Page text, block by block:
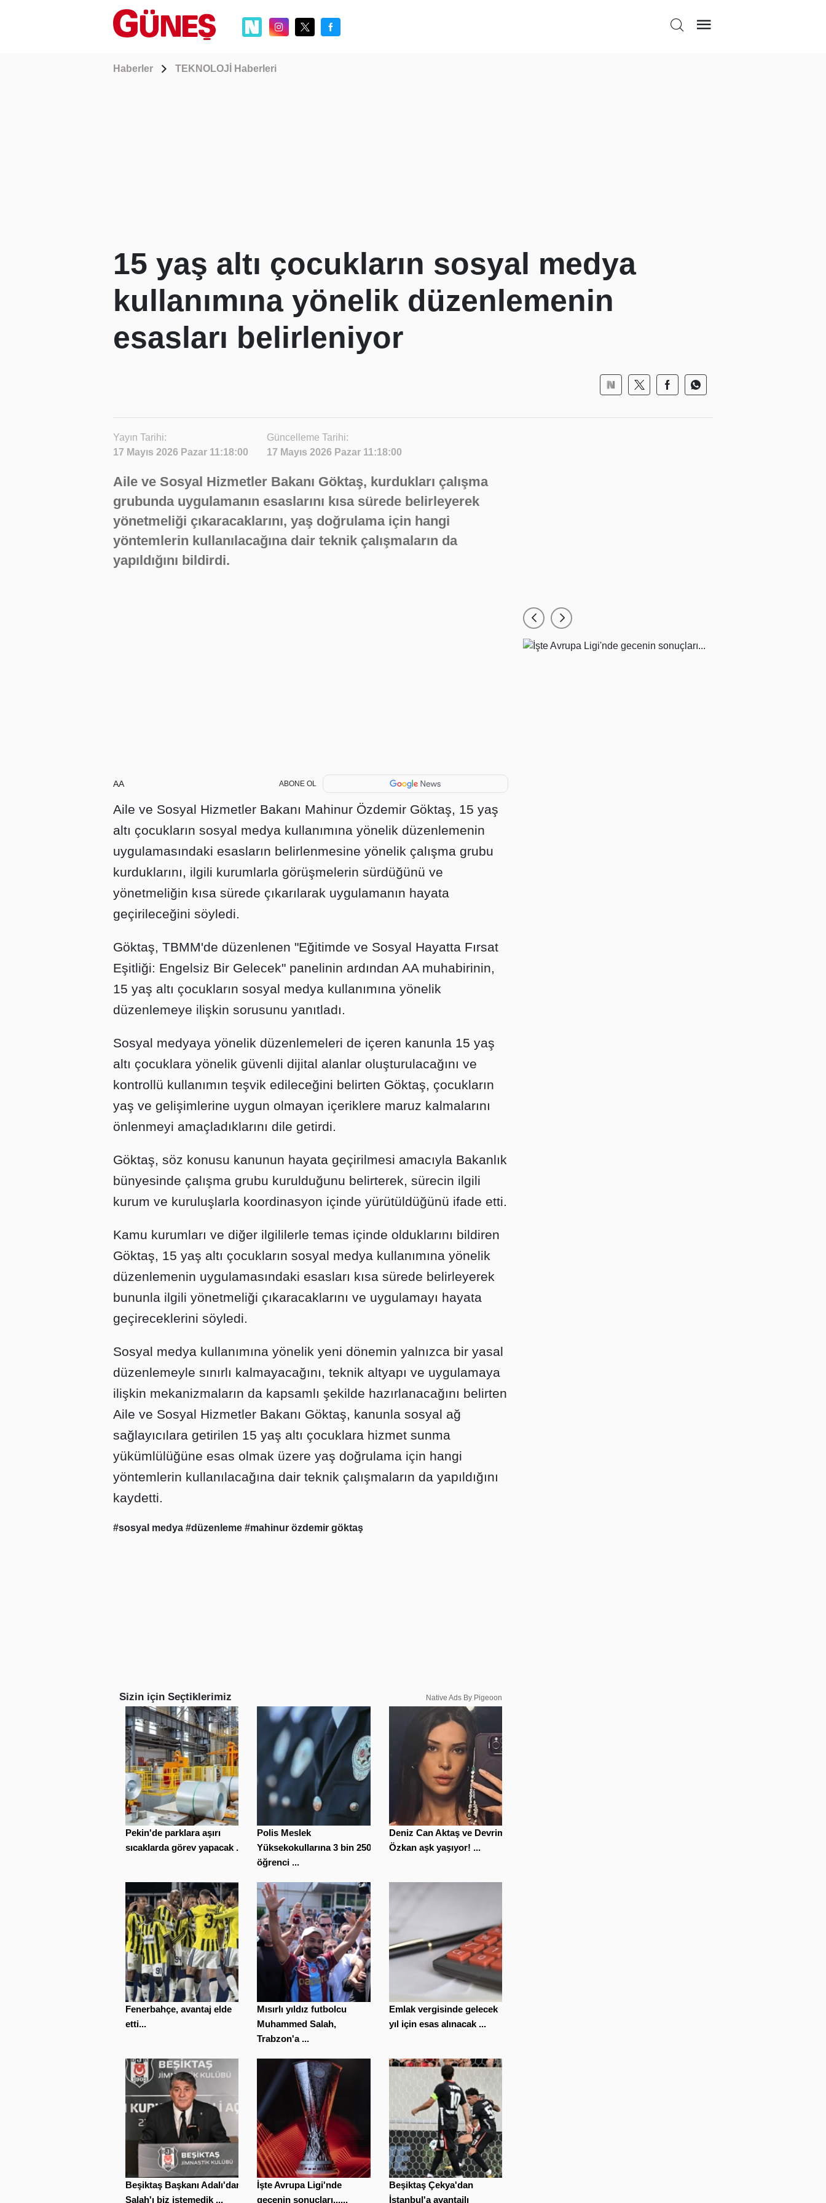
Haberler TEKNOLOJİ Haberleri
15 yaş altı çocukların sosyal medya
kullanımına yönelik düzenlemenin
esasları belirleniyor
Yayın Tarihi:
17 Mayıs 2026 Pazar 11:18:00
Güncelleme Tarihi:
17 Mayıs 2026 Pazar 11:18:00
Aile ve Sosyal Hizmetler Bakanı Göktaş, kurdukları çalışma
grubunda uygulamanın esaslarını kısa sürede belirleyerek
yönetmeliği çıkaracaklarını, yaş doğrulama için hangi
yöntemlerin kullanılacağına dair teknik çalışmaların da
yapıldığını bildirdi.
AA ABONE OL
Aile ve Sosyal Hizmetler Bakanı Mahinur Özdemir Göktaş, 15 yaş
altı çocukların sosyal medya kullanımına yönelik düzenlemenin
uygulamasındaki esasların belirlenmesine yönelik çalışma grubu
kurduklarını, ilgili kurumlarla görüşmelerin sürdüğünü ve
yönetmeliğin kısa sürede çıkarılarak uygulamanın hayata
geçirileceğini söyledi.
Göktaş, TBMM'de düzenlenen "Eğitimde ve Sosyal Hayatta Fırsat
Eşitliği: Engelsiz Bir Gelecek" panelinin ardından AA muhabirinin,
15 yaş altı çocukların sosyal medya kullanımına yönelik
düzenlemeye ilişkin sorusunu yanıtladı.
Sosyal medyaya yönelik düzenlemeleri de içeren kanunla 15 yaş
altı çocuklara yönelik güvenli dijital alanlar oluşturulacağını ve
kontrollü kullanımın teşvik edileceğini belirten Göktaş, çocukların
yaş ve gelişimlerine uygun olmayan içeriklere maruz kalmalarını
önlenmeyi amaçladıklarını dile getirdi.
Göktaş, söz konusu kanunun hayata geçirilmesi amacıyla Bakanlık
bünyesinde çalışma grubu kurulduğunu belirterek, sürecin ilgili
kurum ve kuruluşlarla koordinasyon içinde yürütüldüğünü ifade etti.
Kamu kurumları ve diğer ilgililerle temas içinde olduklarını bildiren
Göktaş, 15 yaş altı çocukların sosyal medya kullanımına yönelik
düzenlemenin uygulamasındaki esasları kısa sürede belirleyerek
bununla ilgili yönetmeliği çıkaracaklarını ve uygulamayı hayata
geçireceklerini söyledi.
Sosyal medya kullanımına yönelik yeni dönemin yalnızca bir yasal
düzenlemeyle sınırlı kalmayacağını, teknik altyapı ve uygulamaya
ilişkin mekanizmaların da kapsamlı şekilde hazırlanacağını belirten
Aile ve Sosyal Hizmetler Bakanı Göktaş, kanunla sosyal ağ
sağlayıcılara getirilen 15 yaş altı çocuklara hizmet sunma
yükümlülüğüne esas olmak üzere yaş doğrulama için hangi
yöntemlerin kullanılacağına dair teknik çalışmaların da yapıldığını
kaydetti.
#sosyal medya #düzenleme #mahinur özdemir göktaş
Sizin için Seçtiklerimiz Native Ads By Pigeoon
Pekin'de parklara aşırı
sıcaklarda görev yapacak ...
Polis Meslek
Yüksekokullarına 3 bin 250
öğrenci ...
Deniz Can Aktaş ve Devrim
Özkan aşk yaşıyor! ...
Fenerbahçe, avantaj elde
etti...
Mısırlı yıldız futbolcu
Muhammed Salah,
Trabzon'a ...
Emlak vergisinde gelecek
yıl için esas alınacak ...
Beşiktaş Başkanı Adalı'dan
Salah'ı biz istemedik ...
İşte Avrupa Ligi'nde
gecenin sonuçları......
Beşiktaş Çekya'dan
İstanbul'a avantajlı